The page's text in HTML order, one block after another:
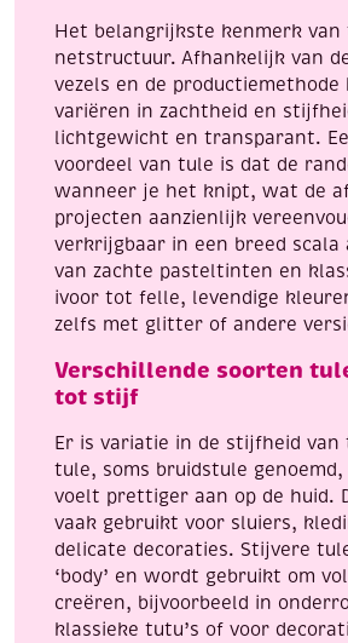
Het belangrijkste kenmerk van
netstructuur. Afhankelijk van
vezels en de productiemethode
variëren in zachtheid en
lichtgewicht en transparant.
voordeel van tule is dat de
wanneer je het knipt, wat de
projecten aanzienlijk
verkrijgbaar in een breed scala
van zachte pasteltinten en
ivoor tot felle, levendige
zelfs met glitter of andere
Verschillende soorten
tot stijf
Er is variatie in de stijfheid van
tule, soms bruidstule
voelt prettiger aan op de huid.
vaak gebruikt voor sluiers,
delicate decoraties. Stijvere
‘body’ en wordt gebruikt om
creëren, bijvoorbeeld in
klassieke tutu’s of voor